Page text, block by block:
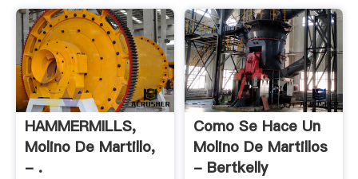
HAMMERMILLS,
Molino De Martillo,
- .
Como Se Hace Un
Molino De Martillos
- Bertkelly